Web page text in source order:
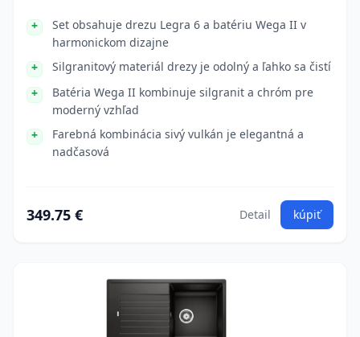
Set obsahuje drezu Legra 6 a batériu Wega II v
harmonickom dizajne
Silgranitový materiál drezy je odolný a ľahko sa čistí
Batéria Wega II kombinuje silgranit a chróm pre
moderný vzhľad
Farebná kombinácia sivý vulkán je elegantná a
nadčasová
349.75 € Detail kúpiť